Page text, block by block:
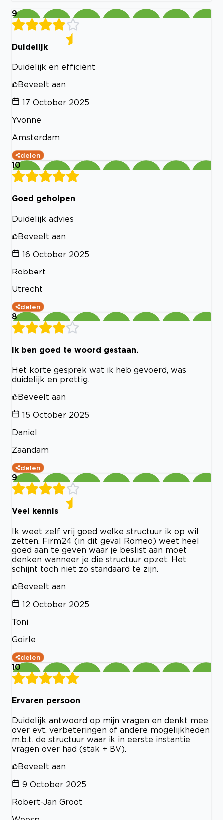
9
Duidelijk
Duidelijk en efficiënt
Beveelt aan
17 October 2025
Yvonne
Amsterdam
delen
10
Goed geholpen
Duidelijk advies
Beveelt aan
16 October 2025
Robbert
Utrecht
delen
8
Ik ben goed te woord gestaan.
Het korte gesprek wat ik heb gevoerd, was
duidelijk en prettig.
Beveelt aan
15 October 2025
Daniel
Zaandam
delen
9
Veel kennis
Ik weet zelf vrij goed welke structuur ik op wil
zetten. Firm24 (in dit geval Romeo) weet heel
goed aan te geven waar je beslist aan moet
denken wanneer je die structuur opzet. Het
schijnt toch niet zo standaard te zijn.
Beveelt aan
12 October 2025
Toni
Goirle
delen
10
Ervaren persoon
Duidelijk antwoord op mijn vragen en denkt mee
over evt. verbeteringen of andere mogelijkheden
m.b.t. de structuur waar ik in eerste instantie
vragen over had (stak + BV).
Beveelt aan
9 October 2025
Robert-Jan Groot